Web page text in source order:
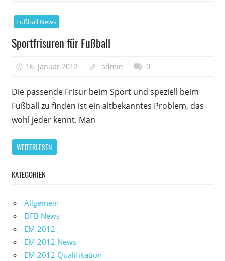
Fußball News
Sportfrisuren für Fußball
16. Januar 2012 admin 0
Die passende Frisur beim Sport und speziell beim
Fußball zu finden ist ein altbekanntes Problem, das
wohl jeder kennt. Man
WEITERLESEN
KATEGORIEN
Allgemein
DFB News
EM 2012
EM 2012 News
EM 2012 Qualifikation